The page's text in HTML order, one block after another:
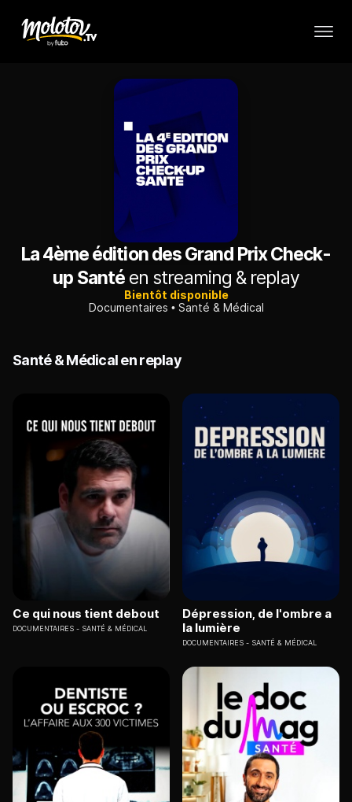
La 4ème édition des Grand Prix Check-
up Santéen streaming & replay
Bientôt disponible
Documentaires
Santé & Médical
Santé & Médical en replay
Ce qui nous tient debout
DOCUMENTAIRES SANTÉ & MÉDICAL
Dépression, de l'ombre a
la lumière
DOCUMENTAIRES SANTÉ & MÉDICAL